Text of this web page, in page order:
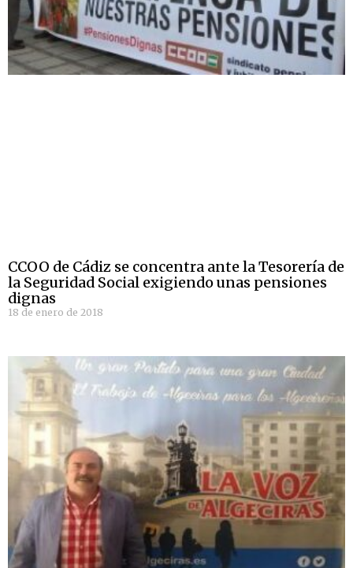
CCOO de Cádiz se concentra ante la Tesorería de
la Seguridad Social exigiendo unas pensiones
dignas
18 de enero de 2018